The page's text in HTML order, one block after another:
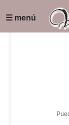
☰ menú